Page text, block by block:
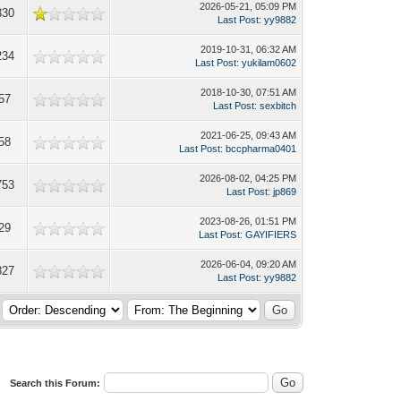
2026-05-21, 05:09 PM
Last Post:yy9882
2019-10-31, 06:32 AM
Last Post:yukilam0602
2018-10-30, 07:51 AM
Last Post:sexbitch
2021-06-25, 09:43 AM
Last Post:bccpharma0401
2026-08-02, 04:25 PM
Last Post:jp869
2023-08-26, 01:51 PM
Last Post:GAYIFIERS
2026-06-04, 09:20 AM
Last Post:yy9882
Search this Forum: